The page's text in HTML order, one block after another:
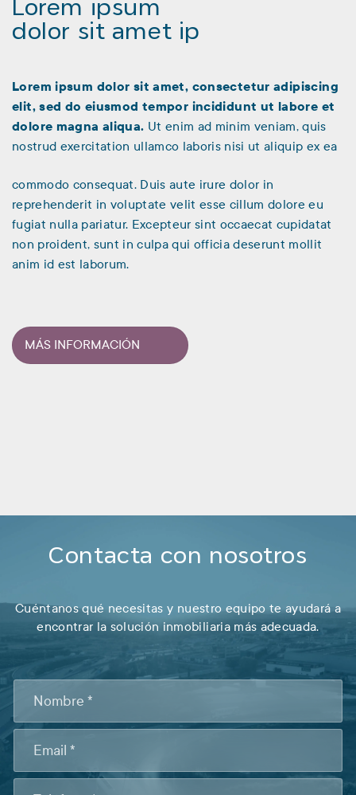
Lorem ipsum
dolor sit amet ip
Lorem ipsum dolor sit amet, consectetur adipiscing
elit, sed do eiusmod tempor incididunt ut labore et
dolore magna aliqua. Ut enim ad minim veniam, quis
nostrud exercitation ullamco laboris nisi ut aliquip ex ea
commodo consequat. Duis aute irure dolor in
reprehenderit in voluptate velit esse cillum dolore eu
fugiat nulla pariatur. Excepteur sint occaecat cupidatat
non proident, sunt in culpa qui officia deserunt mollit
anim id est laborum.
MÁS INFORMACIÓN
Contacta con nosotros
Cuéntanos qué necesitas y nuestro equipo te ayudará a
encontrar la solución inmobiliaria más adecuada.
FOOTER